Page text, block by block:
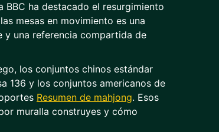
BBC ha destacado el resurgimiento
mesas en movimiento es una
y una referencia compartida de
los conjuntos chinos estándar
136 y los conjuntos americanos de
Resumen de mahjong. Esos
muralla construyes y cómo